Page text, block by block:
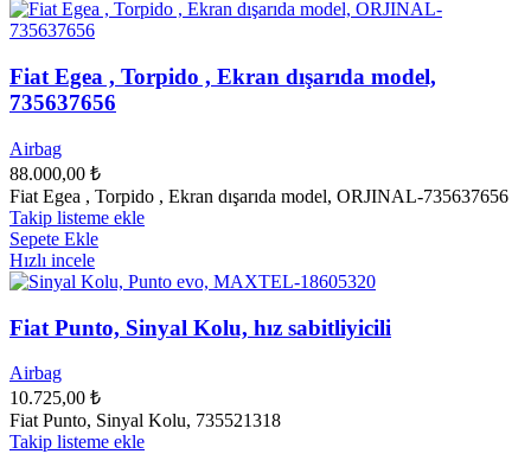
Fiat Egea , Torpido , Ekran dışarıda model,
735637656
Airbag
88.000,00 ₺
Fiat Egea , Torpido , Ekran dışarıda model, ORJINAL-735637656
Takip listeme ekle
Sepete Ekle
Hızlı incele
Fiat Punto, Sinyal Kolu, hız sabitliyicili
Airbag
10.725,00 ₺
Fiat Punto, Sinyal Kolu, 735521318
Takip listeme ekle